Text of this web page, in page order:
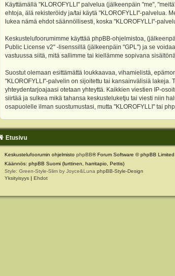
Käyttämällä "KLOROFYLLI" palvelua (jälkeenpäin "me",
ehtoja, älä rekisteröidy ja/tai käytä "KLOROFYLLI"-palvelua.
lukea nämä ehdot säännöllisesti, koska "KLOROFYLLI"-
Keskustelufoorumimme käyttää phpBB-ohjelmistoa,
Public License v2" -lisenssillä (jälkeenpäin "GPL") ja se
vastuussa siitä, mitä sallimme tai kiellämme sopivana
Suostut olemaan esittämättä loukkaavaa, vihamielistä,
"KLOROFYLLI"-palvelin on sijoitettu tai kansainvälisiä
yhteydentarjoajaasi otetaan yhteyttä. Kaikkien viestien IP-
siirtää ja sulkea mikä tahansa keskusteluketju tai viesti niin
osapuolelle ilman suostumustasi, mutta "KLOROFYLLI" tai
Etusivu
Keskustelufoorumin ohjelmisto phpBB® Forum Software © phpBB Limited
Käännös: phpBB Suomi (lurttinen, harritapio, Pettis)
Style: Green-Style-Slim by Joyce&Luna phpBB-Style-Design
Yksityisyys | Ehdot